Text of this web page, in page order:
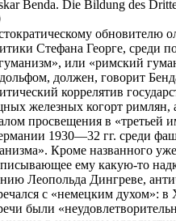
Benda. Die Bildung des
обновителю
Стефана Георге, среди
или «римский
должен, говорит
коррелятив
железных когорт римлян,
просвещения в «третьей
1930—32 гг. среди
Кроме названного
ему какую-то
Леопольда Дингреве,
с «немецким духом»: в
были